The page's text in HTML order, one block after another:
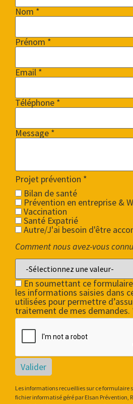
Nom *
Prénom *
Email *
Téléphone *
Message *
Projet prévention *
Bilan de santé
Prévention en entreprise &
Vaccination
Santé Expatrié
Autre/J'ai besoin d'être
Comment nous avez-vous
En soumettant ce
les informations saisies dans
utilisées pour permettre
traitement de mes demandes.
Valider
Les informations recueillies sur ce formulaire
fichier informatisé géré par Elsan Prévention,